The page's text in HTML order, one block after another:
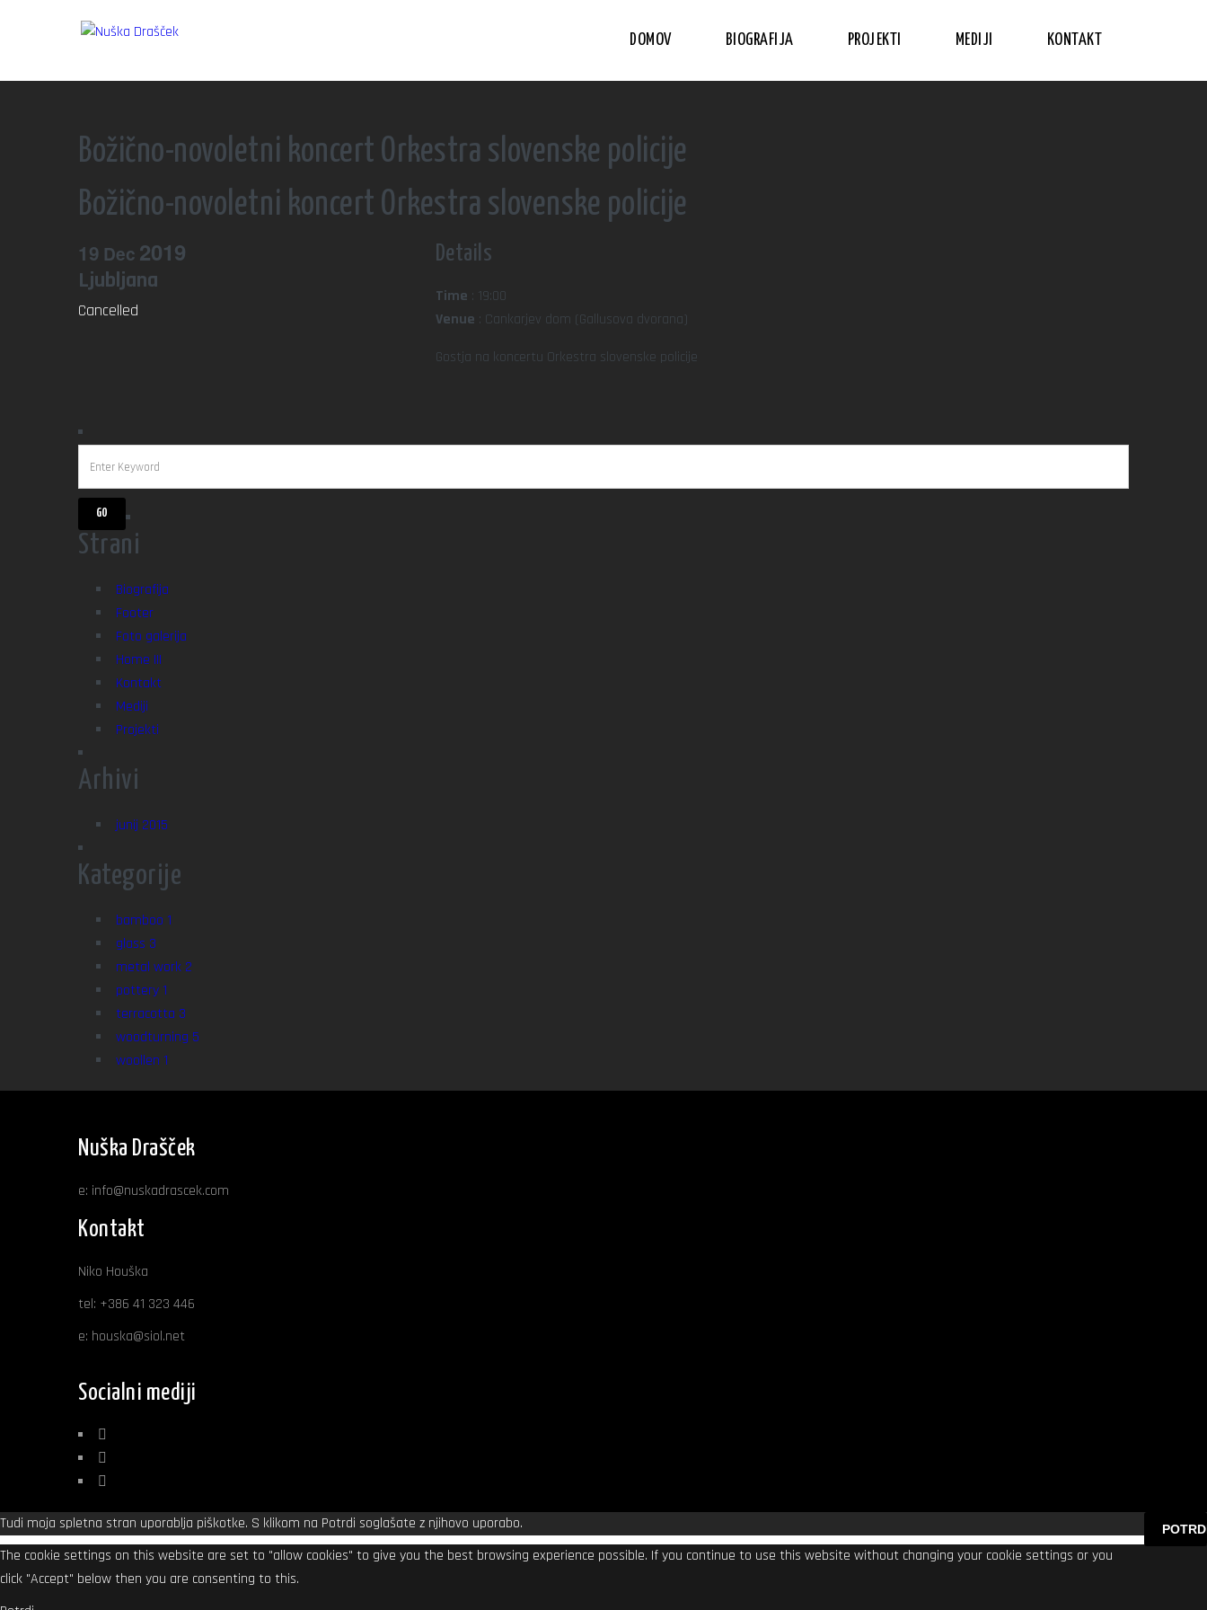
DOMOV BIOGRAFIJA PROJEKTI MEDIJI KONTAKT
Božično-novoletni koncert Orkestra slovenske policije
Božično-novoletni koncert Orkestra slovenske policije
19 Dec 2019
Ljubljana
Cancelled
Details
Time : 19:00
Venue : Cankarjev dom (Gallusova dvorana)
Gostja na koncertu Orkestra slovenske policije
Strani
Biografija
Footer
Foto galerija
Home III
Kontakt
Mediji
Projekti
Arhivi
junij 2015
Kategorije
bamboo 1
glass 3
metal work 2
pottery1
terracotta 3
woodturning 5
woollen 1
Nuška Drašček
e: info@nuskadrascek.com
Kontakt
Niko Houška
tel: +386 41 323 446
e: houska@siol.net
Socialni mediji
Tudi moja spletna stran uporablja piškotke. S klikom na Potrdi soglašate z njihovo uporabo.
The cookie settings on this website are set to "allow cookies" to give you the best browsing experience possible. If you continue to use this website without changing your cookie settings or you
click "Accept" below then you are consenting to this.